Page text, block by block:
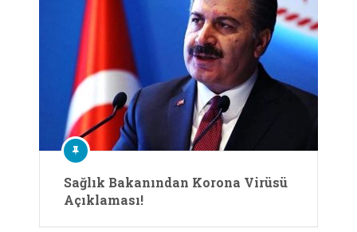
Sağlık Bakanından Korona Virüsü
Açıklaması!